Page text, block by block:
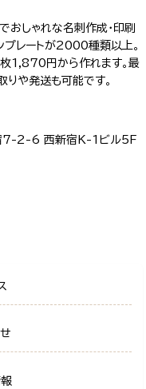
しゃれな名刺作成・印刷
プレートが2000種類以上。
1,870円から作れます。最
や発送も可能です。
7-2-6 西新宿K-1ビル5F